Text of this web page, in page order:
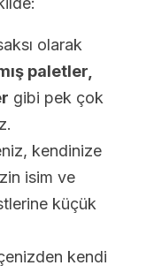
olarak
paletler,
gibi pek çok
kendinize
isim ve
küçük
kendi